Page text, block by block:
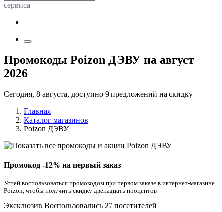
сервиса
Промокоды Poizon ДЭВУ на август
2026
Сегодня, 8 августа, доступно 9 предложений на скидку
Главная
Каталог магазинов
Poizon ДЭВУ
Промокод -12% на первый заказ
Успей воспользоваться промокодом при первом заказе в интернет-магазине
Poizon, чтобы получить скидку двенадцать процентов
Эксклюзив Воспользовались 27 посетителей